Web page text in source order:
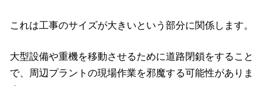
これは工事のサイズが大きいという部分に関係します。
大型設備や重機を移動させるために道路閉鎖をすること
で、周辺プラントの現場作業を邪魔する可能性がありま